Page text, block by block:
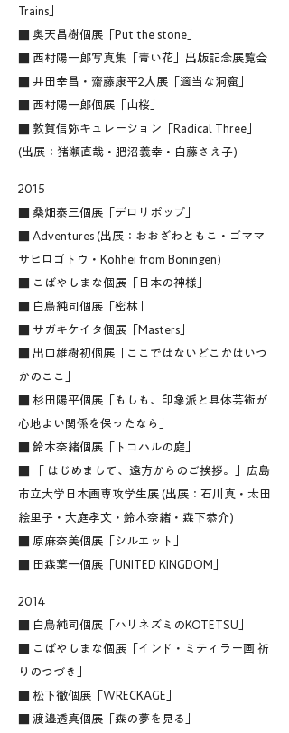
Trains」
■ 奥天昌樹個展「Put the stone」
■ 西村陽一郎写真集「青い花」出版記念展覧会
■ 井田幸昌・齋藤康平2人展「適当な洞窟」
■ 西村陽一郎個展「山桜」
■ 敦賀信弥キュレーション「Radical Three」
(出展：猪瀬直哉・肥沼義幸・白藤さえ子)
2015
■ 桑畑泰三個展「デロリポップ」
■ Adventures (出展：おおざわともこ・ゴママ
サヒロゴトウ・Kohhei from Boningen)
■ こばやしまな個展「日本の神様」
■ 白鳥純司個展「密林」
■ サガキケイタ個展「Masters」
■ 出口雄樹初個展「ここではないどこかはいつ
かのここ」
■ 杉田陽平個展「もしも、印象派と具体芸術が
心地よい関係を保ったなら」
■ 鈴木奈緒個展「トコハルの庭」
■ 「 はじめまして、遠方からのご挨拶。」広島
市立大学日本画専攻学生展 (出展：石川真・太田
絵里子・大庭孝文・鈴木奈緒・森下恭介)
■ 原麻奈美個展「シルエット」
■ 田森葉一個展「UNITED KINGDOM」
2014
■ 白鳥純司個展「ハリネズミのKOTETSU」
■ こばやしまな個展「インド・ミティラー画 祈
りのつづき」
■ 松下徹個展「WRECKAGE」
■ 渡邉透真個展「森の夢を見る」